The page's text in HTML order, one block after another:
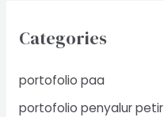
Categories
portofolio paa
portofolio penyalur petir